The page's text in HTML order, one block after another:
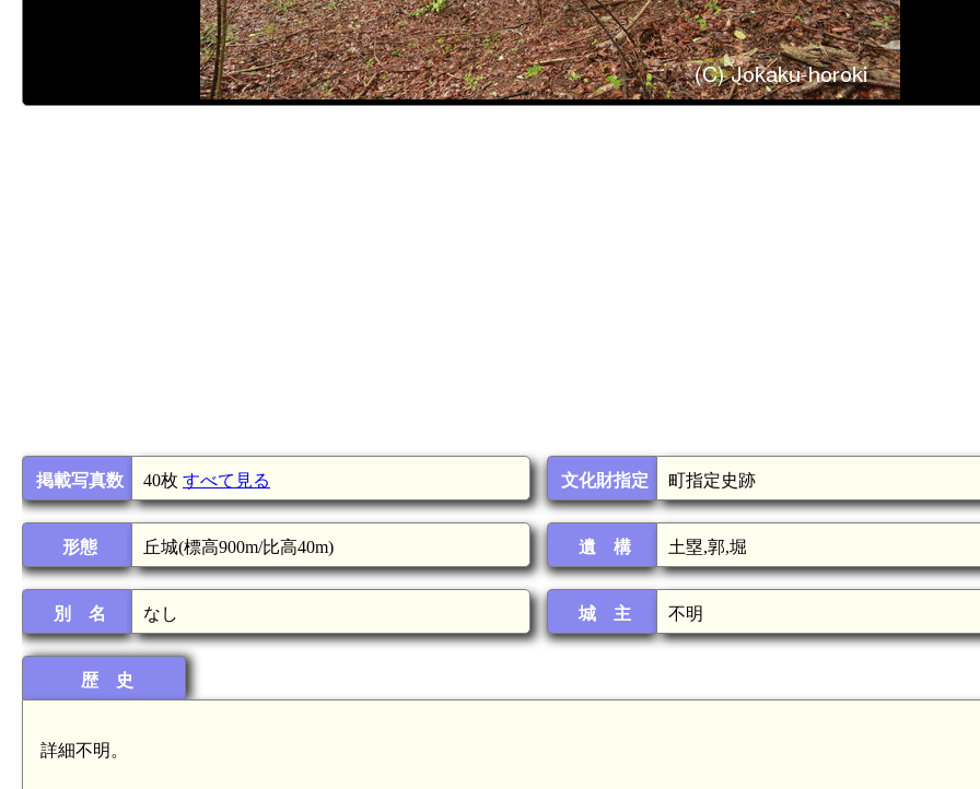
掲載写真数 40枚 すべて見る
形態 丘城(標高900m/比高40m)
別 名 なし
文化財指定 町指定史跡
遺 構 土塁,郭,堀
城 主 不明
歴 史
詳細不明。